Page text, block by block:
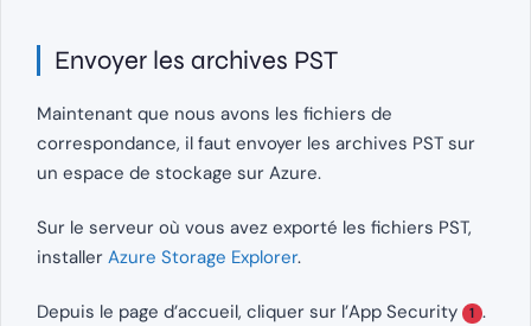
Envoyer les archives PST
Maintenant que nous avons les fichiers de
correspondance, il faut envoyer les archives PST sur
un espace de stockage sur Azure.
Sur le serveur où vous avez exporté les fichiers PST,
installer Azure Storage Explorer.
Depuis le page d’accueil, cliquer sur l’App Security 1 .